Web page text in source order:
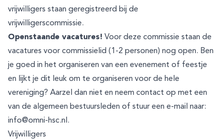
vrijwilligers staan geregistreerd bij de
vrijwilligerscommissie.
Openstaande vacatures! Voor deze commissie staan de
vacatures voor commissielid (1-2 personen) nog open. Ben
je goed in het organiseren van een evenement of feestje
en lijkt je dit leuk om te organiseren voor de hele
vereniging? Aarzel dan niet en neem contact op met een
van de algemeen bestuursleden of stuur een e-mail naar:
info@omni-hsc.nl .
Vrijwilligers